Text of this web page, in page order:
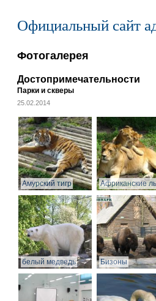
Официальный сайт
Фотогалерея
Достопримечательности
Парки и скверы
25.02.2014
Амурский тигр Африканские
белый медведь Бизоны